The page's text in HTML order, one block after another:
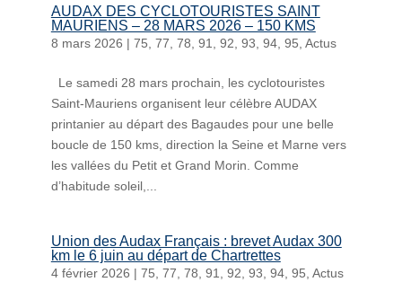
AUDAX DES CYCLOTOURISTES SAINT
MAURIENS – 28 MARS 2026 – 150 KMS
8 mars 2026 | 75 77 78 91 92 93 94, 95 Actus
Le samedi 28 mars prochain, les cyclotouristes
Saint-Mauriens organisent leur célèbre AUDAX
printanier au départ des Bagaudes pour une belle
boucle de 150 kms, direction la Seine et Marne vers
les vallées du Petit et Grand Morin. Comme
d’habitude soleil,...
Union des Audax Français : brevet Audax 300
km le 6 juin au départ de Chartrettes
4 février 2026 | 75 77 78 91 92 93 94, 95 Actus